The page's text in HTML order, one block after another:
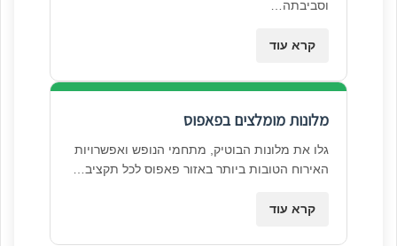
וסביבתה…
קרא עוד
מלונות מומלצים בפאפוס
גלו את מלונות הבוטיק, מתחמי הנופש ואפשרויות
האירוח הטובות ביותר באזור פאפוס לכל תקציב…
קרא עוד